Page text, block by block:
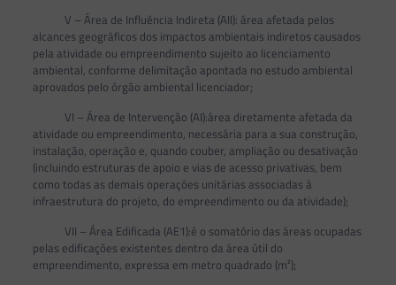
V – Área de Influência Indireta (AII): área afetada pelos
alcances geográficos dos impactos ambientais indiretos causados
pela atividade ou empreendimento sujeito ao licenciamento
ambiental, conforme delimitação apontada no estudo ambiental
aprovados pelo órgão ambiental licenciador;
VI – Área de Intervenção (AI):área diretamente afetada da
atividade ou empreendimento, necessária para a sua construção,
instalação, operação e, quando couber, ampliação ou desativação
(incluindo estruturas de apoio e vias de acesso privativas, bem
como todas as demais operações unitárias associadas à
infraestrutura do projeto, do empreendimento ou da atividade);
VII – Área Edificada (AE1):é o somatório das áreas ocupadas
pelas edificações existentes dentro da área útil do
empreendimento, expressa em metro quadrado (m²);